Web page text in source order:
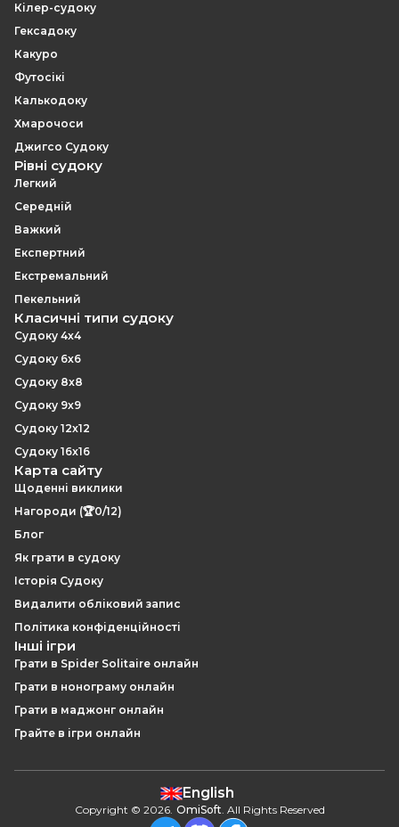
Кілер-судоку
Гексадоку
Какуро
Футосікі
Калькодоку
Хмарочоси
Джигсо Судоку
Рівні судоку
Легкий
Середній
Важкий
Експертний
Екстремальний
Пекельний
Класичні типи судоку
Судоку 4x4
Судоку 6x6
Судоку 8x8
Судоку 9x9
Судоку 12x12
Судоку 16x16
Карта сайту
Щоденні виклики
Нагороди (🏆0/12)
Блог
Як грати в судоку
Історія Судоку
Видалити обліковий запис
Політика конфіденційності
Інші ігри
Грати в Spider Solitaire онлайн
Грати в нонограму онлайн
Грати в маджонг онлайн
Грайте в ігри онлайн
English
Copyright © 2026. OmiSoft. All Rights Reserved